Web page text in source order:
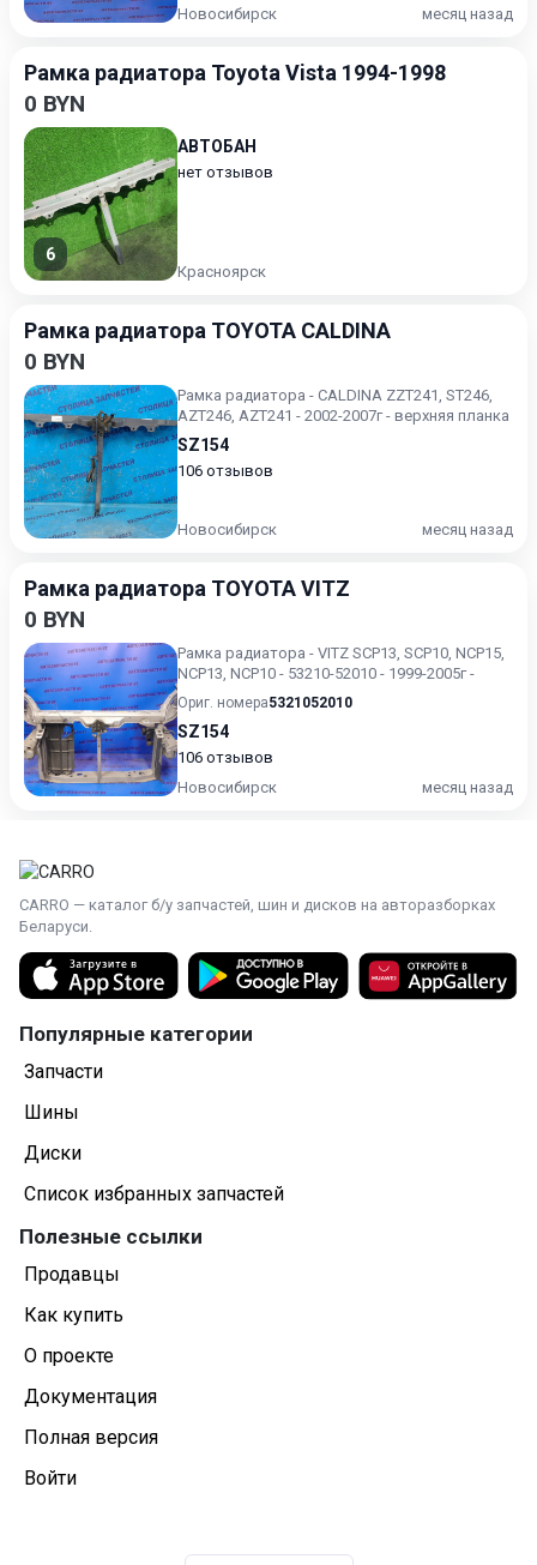
Новосибирск
месяц назад
Рамка радиатора Toyota Vista 1994-1998
0 BYN
6
АВТОБАН
нет отзывов
Красноярск
Рамка радиатора TOYOTA CALDINA
0 BYN
Рамка радиатора - CALDINA ZZT241, ST246,
AZT246, AZT241 - 2002-2007г - верхняя планка
SZ154
106 отзывов
Новосибирск месяц назад
Рамка радиатора TOYOTA VITZ
0 BYN
Рамка радиатора - VITZ SCP13, SCP10, NCP15,
NCP13, NCP10 - 53210-52010 - 1999-2005г -
Ориг. номера5321052010
SZ154
106 отзывов
Новосибирск
месяц назад
CARRO — каталог б/у запчастей, шин и дисков на авторазборках
Беларуси.
Популярные категории
Запчасти
Шины
Диски
Список избранных запчастей
Полезные ссылки
Продавцы
Как купить
О проекте
Документация
Полная версия
Войти